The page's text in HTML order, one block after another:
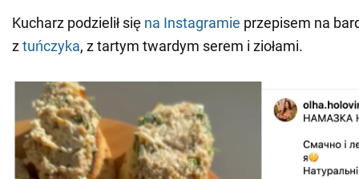
Kucharz podzielił się na Instagramie przepisem na
ztuńczyka, z tartym twardym serem i ziołami.